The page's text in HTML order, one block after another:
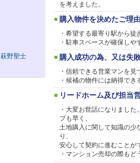
萩野聖士
を考えました。
購入物件を決めたご理
・希望する最寄り駅から徒
・駐車スペースが確保しや
購入成功の為、又は失
・信頼できる営業マンを見
・候補の物件には納得でき
リードホーム及び担当
・大変お世話になりまし
プも早く、
土地購入に関して知識の少
り、
安心して契約に進むことが
・マンション売却の際もど